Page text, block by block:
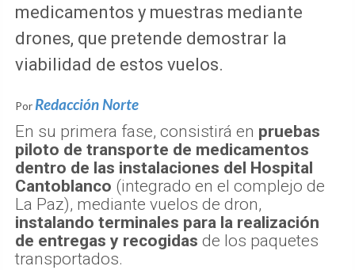
medicamentos y muestras mediante
drones, que pretende demostrar la
viabilidad de estos vuelos.
Por Redacción Norte
En su primera fase, consistirá en pruebas
piloto de transporte de medicamentos
dentro de las instalaciones del Hospital
Cantoblanco (integrado en el complejo de
La Paz), mediante vuelos de dron,
instalando terminales para la realización
de entregas y recogidas de los paquetes
transportados.